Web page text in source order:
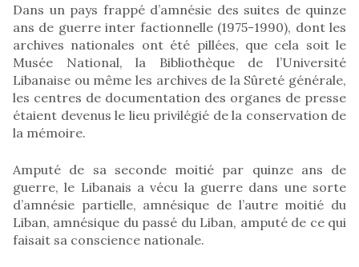
Dans un pays frappé d’amnésie des suites de quinze
ans de guerre inter factionnelle (1975-1990), dont les
archives nationales ont été pillées, que cela soit le
Musée National, la Bibliothèque de l’Université
Libanaise ou même les archives de la Sûreté générale,
les centres de documentation des organes de presse
étaient devenus le lieu privilégié de la conservation de
la mémoire.
Amputé de sa seconde moitié par quinze ans de
guerre, le Libanais a vécu la guerre dans une sorte
d’amnésie partielle, amnésique de l’autre moitié du
Liban, amnésique du passé du Liban, amputé de ce qui
faisait sa conscience nationale.